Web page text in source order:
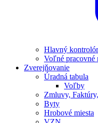
Hlavný kontrolór
Voľné pracovné
Zverejňovanie
Úradná tabula
Voľby
Zmluvy,
Byty
Hrobové miesta